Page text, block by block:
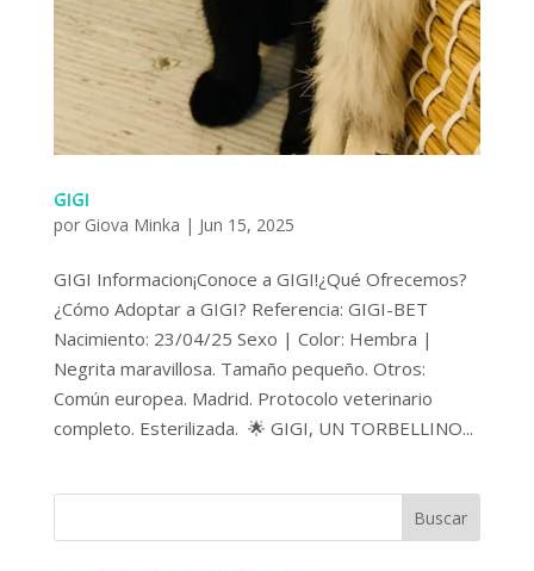
GIGI
por Giova Minka | Jun 15, 2025
GIGI Informacion¡Conoce a GIGI!¿Qué Ofrecemos?
¿Cómo Adoptar a GIGI? Referencia: GIGI-BET
Nacimiento: 23/04/25 Sexo | Color: Hembra |
Negrita maravillosa. Tamaño pequeño. Otros:
Común europea. Madrid. Protocolo veterinario
completo. Esterilizada. 🌟 GIGI, UN TORBELLINO...
Buscar